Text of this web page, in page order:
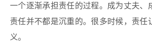
一个逐渐承担责任的过程。成为丈夫、
责任并不都是沉重的。很多时候，责任
义。